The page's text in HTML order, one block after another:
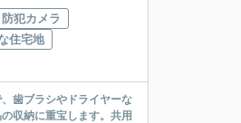
防犯カメラ
住宅地
歯ブラシやドライヤーな
収納に重宝します。共用